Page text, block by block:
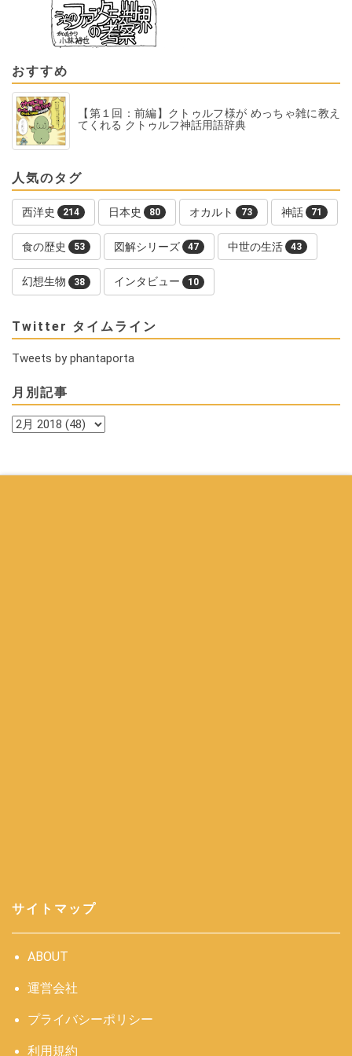
おすすめ
【第１回：前編】クトゥルフ様が めっちゃ雑に教え
てくれる クトゥルフ神話用語辞典
人気のタグ
西洋史 214 日本史 80 オカルト 73 神話 71
食の歴史 53 図解シリーズ 47 中世の生活 43
幻想生物 38 インタビュー 10
Twitter タイムライン
Tweets by phantaporta
月別記事
サイトマップ
ABOUT
運営会社
プライバシーポリシー
利用規約